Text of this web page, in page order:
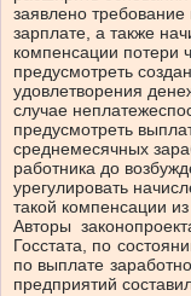
заявлено
зарплате, а также
компенсации потери
предусмотреть
удовлетворения
случае
предусмотреть
среднемесячных
работника до
урегулировать
такой компенсации
Авторы
Госстата, по
по выплате
предприятий